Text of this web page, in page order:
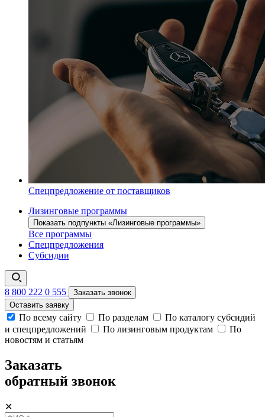
Спецпредложение от поставщиков
Лизинговые программы
Показать подпункты «Лизинговые программы»
Все программы
Спецпредложения
Субсидии
8 800 222 0 555
Заказать звонок
Оставить заявку
По всему сайту По разделам
По каталогу субсидий
и спецпредложений
По лизинговым продуктам
По
новостям и статьям
Заказать
обратный звонок
✕